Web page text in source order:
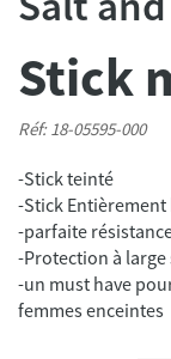
Stick
Réf: 18-05595-000
-Stick teinté
-Stick
-parfaite
-Protection à large
-un must have
femmes enceintes